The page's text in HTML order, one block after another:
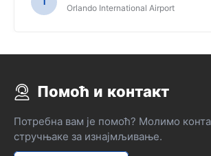
Orlando International Airport
Помоћ и контакт
Потребна вам је помоћ? Молимо
стручњаке за изнајмљивање.